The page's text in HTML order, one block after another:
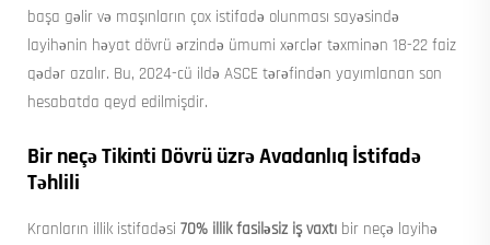
başa gəlir və maşınların çox istifadə olunması sayəsində
layihənin həyat dövrü ərzində ümumi xərclər təxminən 18-22 faiz
qədər azalır. Bu, 2024-cü ildə ASCE tərəfindən yayımlanan son
hesabatda qeyd edilmişdir.
Bir neçə Tikinti Dövrü üzrə Avadanlıq İstifadə
Təhlili
Kranların illik istifadəsi 70% illik fasiləsiz iş vaxtı bir neçə layihə